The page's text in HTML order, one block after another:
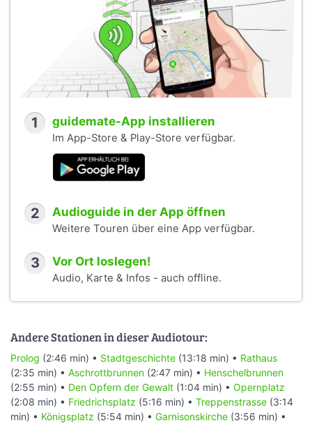
1 guidemate-App installieren
Im App-Store & Play-Store verfügbar.
2 Audioguide in der App öffnen
Weitere Touren über eine App verfügbar.
3 Vor Ort loslegen!
Audio, Karte & Infos - auch offline.
Andere Stationen in dieser Audiotour:
Prolog (2:46 min) • Stadtgeschichte (13:18 min) • Rathaus
(2:35 min) • Aschrottbrunnen (2:47 min) • Henschelbrunnen
(2:55 min) • Den Opfern der Gewalt (1:04 min) • Opernplatz
(2:08 min) • Friedrichsplatz (5:16 min) • Treppenstrasse (3:14
min) • Königsplatz (5:54 min) • Garnisonskirche (3:56 min) •